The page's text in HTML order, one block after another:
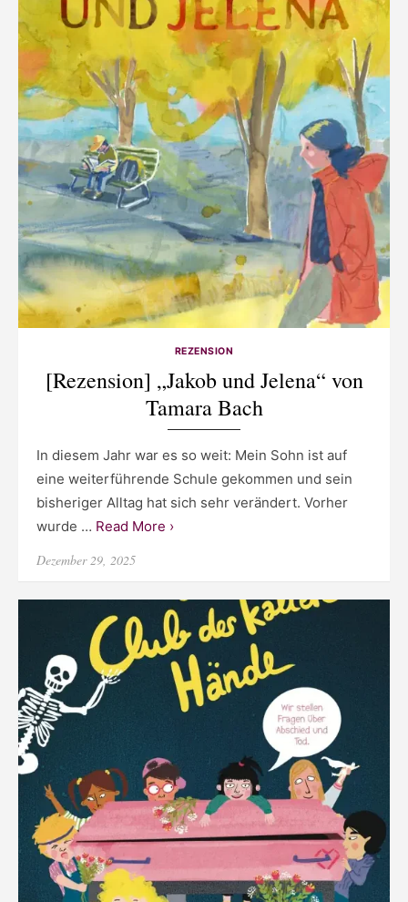
REZENSION
[Rezension] „Jakob und Jelena“ von
Tamara Bach
In diesem Jahr war es so weit: Mein Sohn ist auf
eine weiterführende Schule gekommen und sein
bisheriger Alltag hat sich sehr verändert. Vorher
wurde … Read More ›
Posted
Dezember 29, 2025